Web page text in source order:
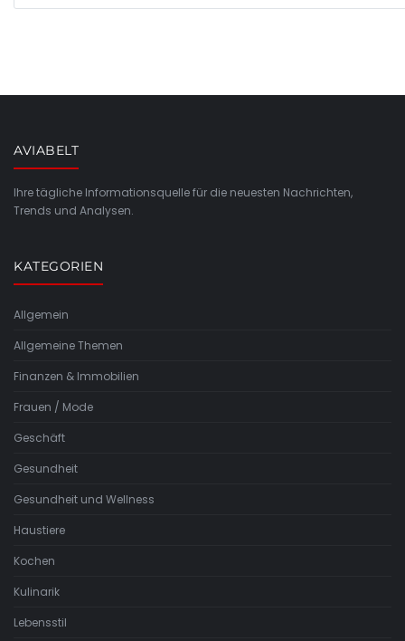
AVIABELT
Ihre tägliche Informationsquelle für die neuesten Nachrichten,
Trends und Analysen.
KATEGORIEN
Allgemein
Allgemeine Themen
Finanzen & Immobilien
Frauen / Mode
Geschäft
Gesundheit
Gesundheit und Wellness
Haustiere
Kochen
Kulinarik
Lebensstil